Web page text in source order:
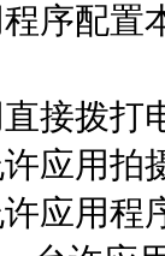
序配置
接拨打
应用拍
应用程